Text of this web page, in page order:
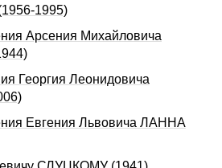
1995)
Арсения Михайловича
Георгия Леонидовича
Евгения Львовича ЛАННА